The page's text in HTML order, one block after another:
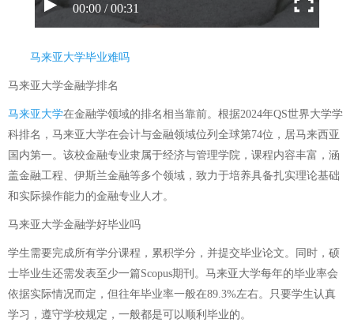
00:00 / 00:31
马来亚大学毕业难吗
马来亚大学金融学排名
马来亚大学在金融学领域的排名相当靠前。根据2024年QS世界大学学
科排名，马来亚大学在会计与金融领域位列全球第74位，居马来西亚
国内第一。该校金融专业隶属于经济与管理学院，课程内容丰富，涵
盖金融工程、伊斯兰金融等多个领域，致力于培养具备扎实理论基础
和实际操作能力的金融专业人才。
马来亚大学金融学好毕业吗
学生需要完成所有学分课程，累积学分，并提交毕业论文。同时，硕
士毕业生还需发表至少一篇Scopus期刊。马来亚大学每年的毕业率会
依据实际情况而定，但往年毕业率一般在89.3%左右。只要学生认真
学习，遵守学校规定，一般都是可以顺利毕业的。